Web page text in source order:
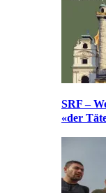
SRF –
«der